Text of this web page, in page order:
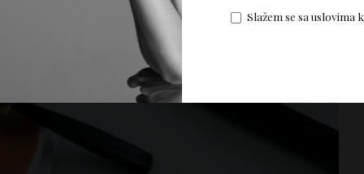
Slažem se sa uslovima